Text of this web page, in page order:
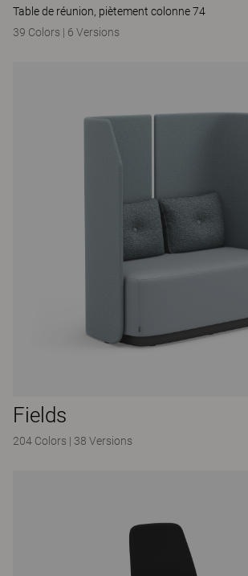
Table de réunion, piètement colonne 74
39 Colors | 6 Versions
Fields
204 Colors | 38 Versions